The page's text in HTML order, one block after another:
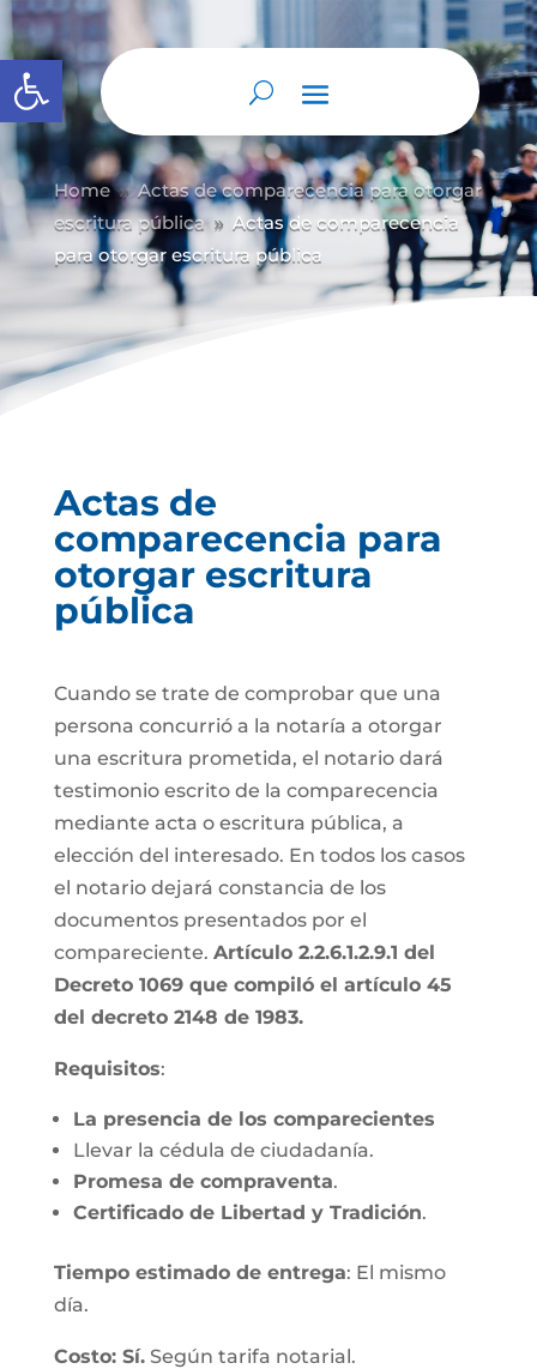
Abrir barra de herramientas
Home 9 Actas de comparecencia para otorgar
escritura pública
9 Actas de comparecencia
para otorgar escritura pública
Actas de
comparecencia para
otorgar escritura
pública
Cuando se trate de comprobar que una
persona concurrió a la notaría a otorgar
una escritura prometida, el notario dará
testimonio escrito de la comparecencia
mediante acta o escritura pública, a
elección del interesado. En todos los casos
el notario dejará constancia de los
documentos presentados por el
compareciente. Artículo 2.2.6.1.2.9.1 del
Decreto 1069 que compiló el artículo 45
del decreto 2148 de 1983.
Requisitos:
La presencia de los comparecientes
Llevar la cédula de ciudadanía.
Promesa de compraventa.
Certificado de Libertad y Tradición.
Tiempo estimado de entrega: El mismo
día.
Costo: Sí.Según tarifa notarial.